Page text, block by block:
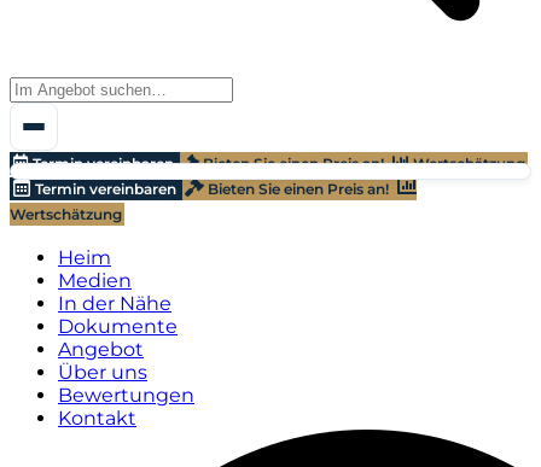
Termin vereinbaren Bieten Sie einen Preis an!
Wertschätzung
Termin vereinbaren
Bieten Sie einen Preis an!
Wertschätzung
Heim
Medien
In der Nähe
Dokumente
Angebot
Über uns
Bewertungen
Kontakt